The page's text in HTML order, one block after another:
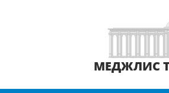
МЕДЖЛИС